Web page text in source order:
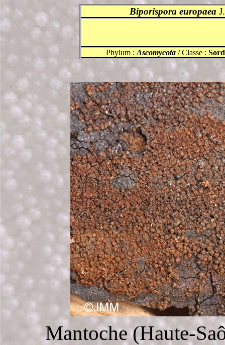
Biporispora europaea
Phylum : Ascomycota/ Classe :
Mantoche (Haute-